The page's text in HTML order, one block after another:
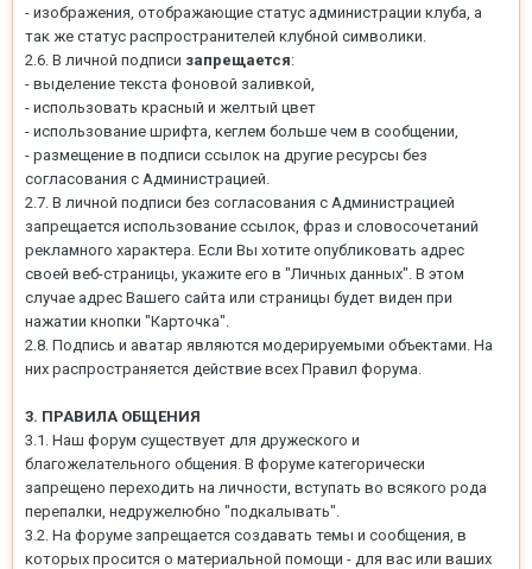
- изображения, отображающие статус администрации клуба, а
так же статус распространителей клубной символики.
2.6. В личной подписи запрещается:
- выделение текста фоновой заливкой,
- использовать красный и желтый цвет
- использование шрифта, кеглем больше чем в сообщении,
- размещение в подписи ссылок на другие ресурсы без
согласования с Администрацией.
2.7. В личной подписи без согласования с Администрацией
запрещается использование ссылок, фраз и словосочетаний
рекламного характера. Если Вы хотите опубликовать адрес
своей веб-страницы, укажите его в "Личных данных". В этом
случае адрес Вашего сайта или страницы будет виден при
нажатии кнопки "Карточка".
2.8. Подпись и аватар являются модерируемыми объектами. На
них распространяется действие всех Правил форума.
3. ПРАВИЛА ОБЩЕНИЯ
3.1. Наш форум существует для дружеского и
благожелательного общения. В форуме категорически
запрещено переходить на личности, вступать во всякого рода
перепалки, недружелюбно "подкалывать".
3.2. На форуме запрещается создавать темы и сообщения, в
которых просится о материальной помощи - для вас или ваших